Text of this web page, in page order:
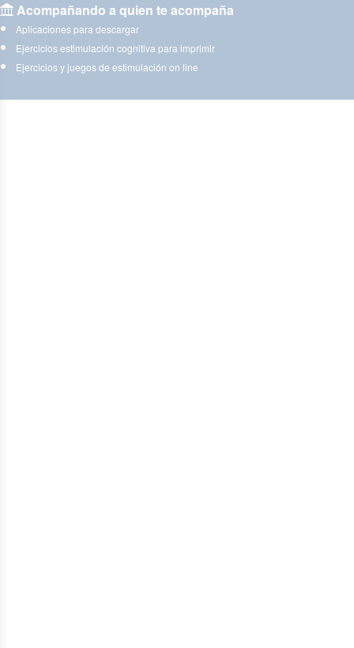
Acompañando a quien te acompaña
Aplicaciones para descargar
Ejercicios estimulación cognitiva para imprimir
Ejercicios y juegos de estimulación on line